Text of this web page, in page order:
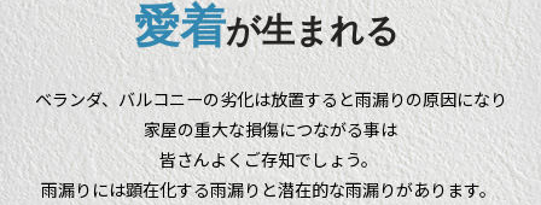
愛着が生まれる
ベランダ、バルコニーの劣化は放置すると雨漏りの原因になり
家屋の重大な損傷につながる事は
皆さんよくご存知でしょう。
雨漏りには顕在化する雨漏りと潜在的な雨漏りがあります。